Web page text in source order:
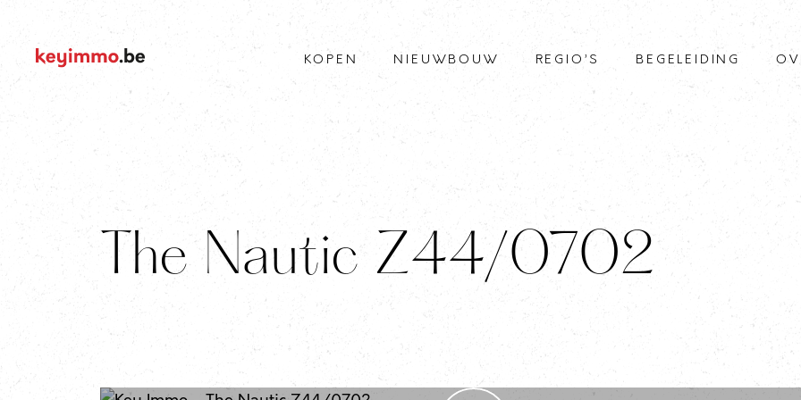
KOPEN NIEUWBOUW REGIO’S BEGELEIDING
The Nautic Z44/0702